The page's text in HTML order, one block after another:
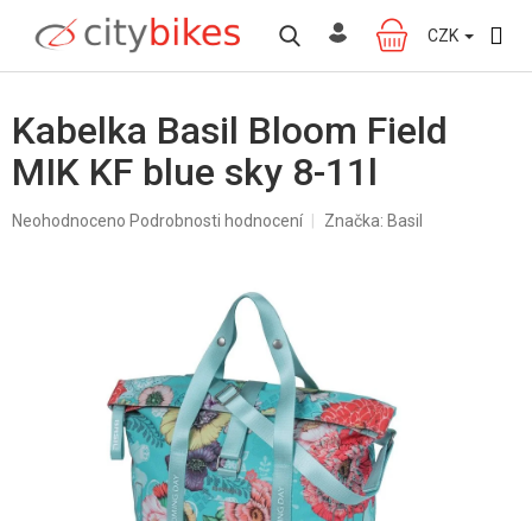
obsah
NÁKUPNÍ
KOŠÍK
CZK
Kabelka Basil Bloom Field
MIK KF blue sky 8-11l
Průměrné
Neohodnoceno Podrobnosti hodnocení Značka: Basil